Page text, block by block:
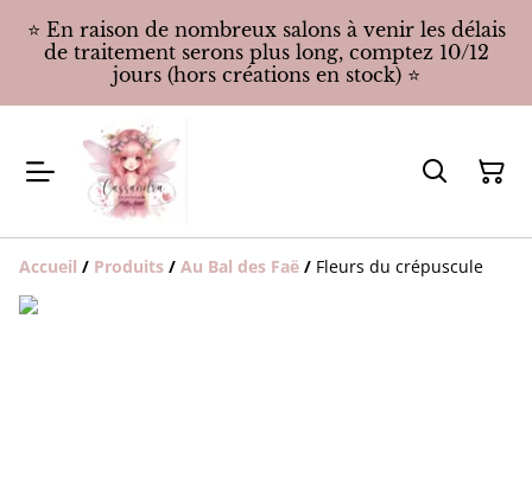
⭐️ En raison de nombreux salons à venir les délais
de traitement serons plus long, comptez 10/12
jours (hors créations en stock) ⭐️
Accueil / Produits / Au Bal des Faë / Fleurs du crépuscule